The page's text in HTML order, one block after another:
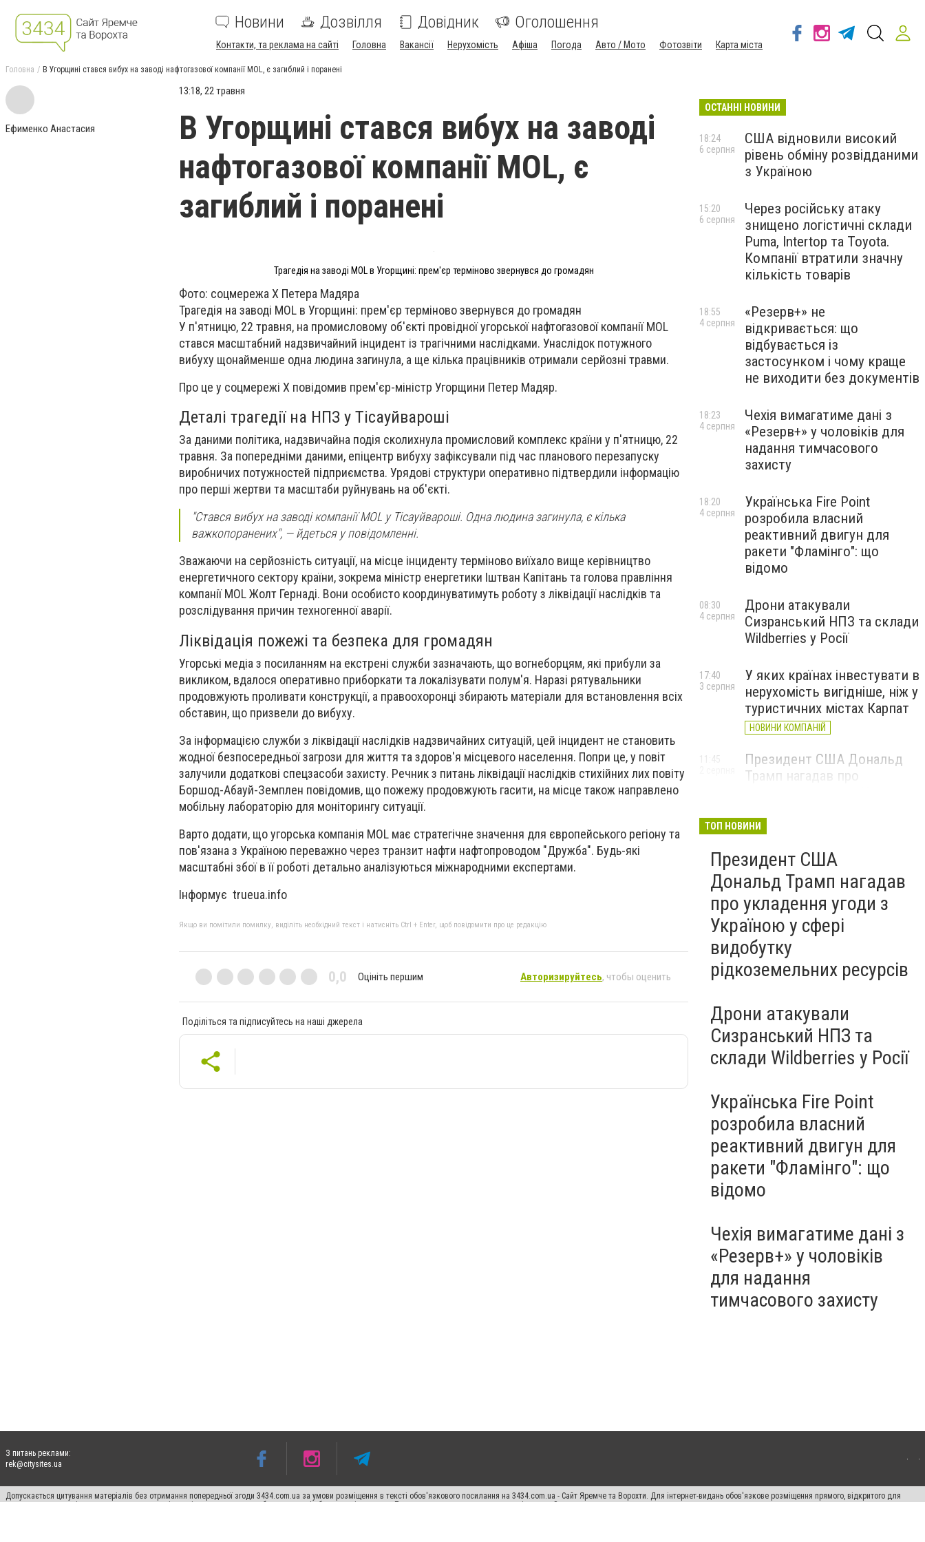
Новини Дозвілля Довідник Оголошення
Контакти, та реклама на сайті Головна Вакансії Нерухомість Афіша Погода Авто / Мото Фотозвіти Карта міста
Головна В Угорщині стався вибух на заводі нафтогазової компанії MOL, є загиблий і поранені
Ефименко Анастасия
13:18, 22 травня
В Угорщині стався вибух на заводі
нафтогазової компанії MOL, є
загиблий і поранені
Трагедія на заводі MOL в Угорщині: прем'єр терміново звернувся до громадян
Фото: соцмережа X Петера Мадяра
Трагедія на заводі MOL в Угорщині: прем'єр терміново звернувся до громадян
У п'ятницю, 22 травня, на промисловому об'єкті провідної угорської нафтогазової компанії MOL
стався масштабний надзвичайний інцидент із трагічними наслідками. Унаслідок потужного
вибуху щонайменше одна людина загинула, а ще кілька працівників отримали серйозні травми.
Про це у соцмережі X повідомив прем'єр-міністр Угорщини Петер Мадяр.
Деталі трагедії на НПЗ у Тісауйвароші
За даними політика, надзвичайна подія сколихнула промисловий комплекс країни у п'ятницю, 22
травня. За попередніми даними, епіцентр вибуху зафіксували під час планового перезапуску
виробничих потужностей підприємства. Урядові структури оперативно підтвердили інформацію
про перші жертви та масштаби руйнувань на об'єкті.
"Стався вибух на заводі компанії MOL у Тісауйвароші. Одна людина загинула, є кілька
важкопоранених", — йдеться у повідомленні.
Зважаючи на серйозність ситуації, на місце інциденту терміново виїхало вище керівництво
енергетичного сектору країни, зокрема міністр енергетики Іштван Капітань та голова правління
компанії MOL Жолт Гернаді. Вони особисто координуватимуть роботу з ліквідації наслідків та
розслідування причин техногенної аварії.
Ліквідація пожежі та безпека для громадян
Угорські медіа з посиланням на екстрені служби зазначають, що вогнеборцям, які прибули за
викликом, вдалося оперативно приборкати та локалізувати полум'я. Наразі рятувальники
продовжують проливати конструкції, а правоохоронці збирають матеріали для встановлення всіх
обставин, що призвели до вибуху.
За інформацією служби з ліквідації наслідків надзвичайних ситуацій, цей інцидент не становить
жодної безпосередньої загрози для життя та здоров'я місцевого населення. Попри це, у повіт
залучили додаткові спецзасоби захисту. Речник з питань ліквідації наслідків стихійних лих повіту
Боршод-Абауй-Земплен повідомив, що пожежу продовжують гасити, на місце також направлено
мобільну лабораторію для моніторингу ситуації.
Варто додати, що угорська компанія MOL має стратегічне значення для європейського регіону та
пов'язана з Україною переважно через транзит нафти нафтопроводом "Дружба". Будь-які
масштабні збої в її роботі детально аналізуються міжнародними експертами.
Інформує trueua.info
Якщо ви помітили помилку, виділіть необхідний текст і натисніть Ctrl + Enter, щоб повідомити про це редакцію
0,0 Оцініть першим Авторизируйтесь, чтобы оценить
Поділіться та підписуйтесь на наші джерела
ОСТАННІ НОВИНИ
США відновили високий
рівень обміну розвідданими
з Україною
18:24
6 серпня
Через російську атаку
знищено логістичні склади
Puma, Intertop та Toyota.
Компанії втратили значну
кількість товарів
15:20
6 серпня
«Резерв+» не
відкривається: що
відбувається із
застосунком і чому краще
не виходити без документів
18:55
4 серпня
Чехія вимагатиме дані з
«Резерв+» у чоловіків для
надання тимчасового
захисту
18:23
4 серпня
Українська Fire Point
розробила власний
реактивний двигун для
ракети "Фламінго": що
відомо
18:20
4 серпня
Дрони атакували
Сизранський НПЗ та склади
Wildberries у Росії
08:30
4 серпня
У яких країнах інвестувати в
нерухомість вигідніше, ніж у
туристичних містах Карпат
НОВИНИ КОМПАНІЙ
17:40
3 серпня
Президент США Дональд
Трамп нагадав про
рідкоземельних ресурсів
11:45
ТОП НОВИНИ
Президент США
Дональд Трамп нагадав
про укладення угоди з
Україною у сфері
видобутку
рідкоземельних ресурсів
Дрони атакували
Сизранський НПЗ та
склади Wildberries у Росії
Українська Fire Point
розробила власний
реактивний двигун для
ракети "Фламінго": що
відомо
Чехія вимагатиме дані з
«Резерв+» у чоловіків
для надання
тимчасового захисту
З питань реклами:
rek@citysites.ua
Допускається цитування матеріалів без отримання попередньої згоди 3434.com.ua за умови розміщення в тексті обов'язкового посилання на 3434.com.ua - Сайт Яремче та Ворохти. Для інтернет-видань обов'язкове розміщення прямого, відкритого для
пошукових систем гіперпосилання на цитовані статті не нижче другого абзацу в тексті або в якості джерела. Порушення виняткових прав переслідується Законом.